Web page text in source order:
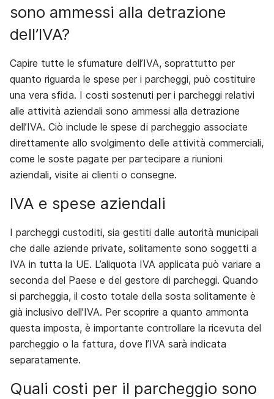
sono ammessi alla detrazione
dell’IVA?
Capire tutte le sfumature dell’IVA, soprattutto per
quanto riguarda le spese per i parcheggi, può costituire
una vera sfida. I costi sostenuti per i parcheggi relativi
alle attività aziendali sono ammessi alla detrazione
dell’IVA. Ciò include le spese di parcheggio associate
direttamente allo svolgimento delle attività commerciali,
come le soste pagate per partecipare a riunioni
aziendali, visite ai clienti o consegne.
IVA e spese aziendali
I parcheggi custoditi, sia gestiti dalle autorità municipali
che dalle aziende private, solitamente sono soggetti a
IVA in tutta la UE. L’aliquota IVA applicata può variare a
seconda del Paese e del gestore di parcheggi. Quando
si parcheggia, il costo totale della sosta solitamente è
già inclusivo dell’IVA. Per scoprire a quanto ammonta
questa imposta, è importante controllare la ricevuta del
parcheggio o la fattura, dove l’IVA sarà indicata
separatamente.
Quali costi per il parcheggio sono